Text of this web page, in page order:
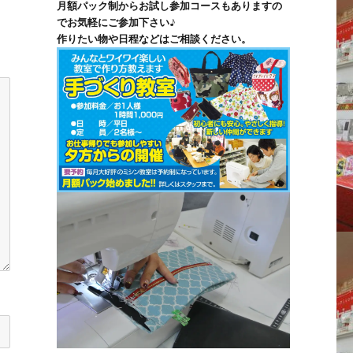
月額パック制からお試し参加コースもありますの
でお気軽にご参加下さい♪
作りたい物や日程などはご相談ください。